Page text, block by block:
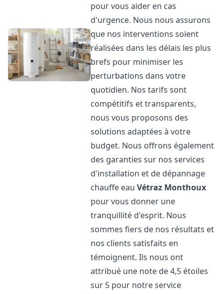
pour vous aider en cas
d'urgence. Nous nous assurons
que nos interventions soient
réalisées dans les délais les plus
brefs pour minimiser les
perturbations dans votre
quotidien. Nos tarifs sont
compétitifs et transparents,
nous vous proposons des
solutions adaptées à votre
budget. Nous offrons également
des garanties sur nos services
d'installation et de dépannage
chauffe eauVétraz Monthoux
pour vous donner une
tranquillité d'esprit. Nous
sommes fiers de nos résultats et
nos clients satisfaits en
témoignent. Ils nous ont
attribué une note de 4,5 étoiles
sur 5 pour notre service